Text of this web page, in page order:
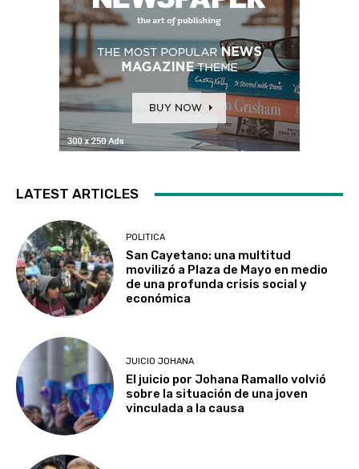
LATEST ARTICLES
POLITICA
San Cayetano: una multitud
movilizó a Plaza de Mayo en medio
de una profunda crisis social y
económica
JUICIO JOHANA
El juicio por Johana Ramallo volvió
sobre la situación de una joven
vinculada a la causa